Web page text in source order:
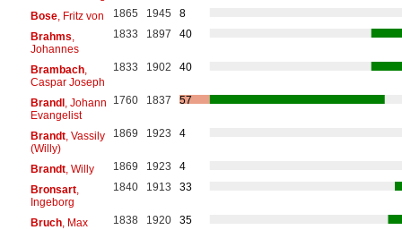
Bose, Fritz von 1865 1945
8
Brahms
Johannes
1833 1897 40
Brambach,
Caspar Joseph
1833 1902 40
Brandl, Johann
Evangelist
1760 1837 57
Brandt, Vassily
(Willy)
1869 1923 4
Brandt, Willy 1869 1923
4
Bronsart,
Ingeborg
1840 1913 33
Bruch, Max 1838 1920
35